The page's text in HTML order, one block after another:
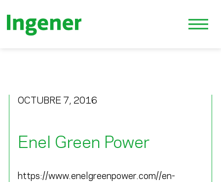
OCTUBRE 7, 2016
Enel Green Power
https://www.enelgreenpower.com//en-